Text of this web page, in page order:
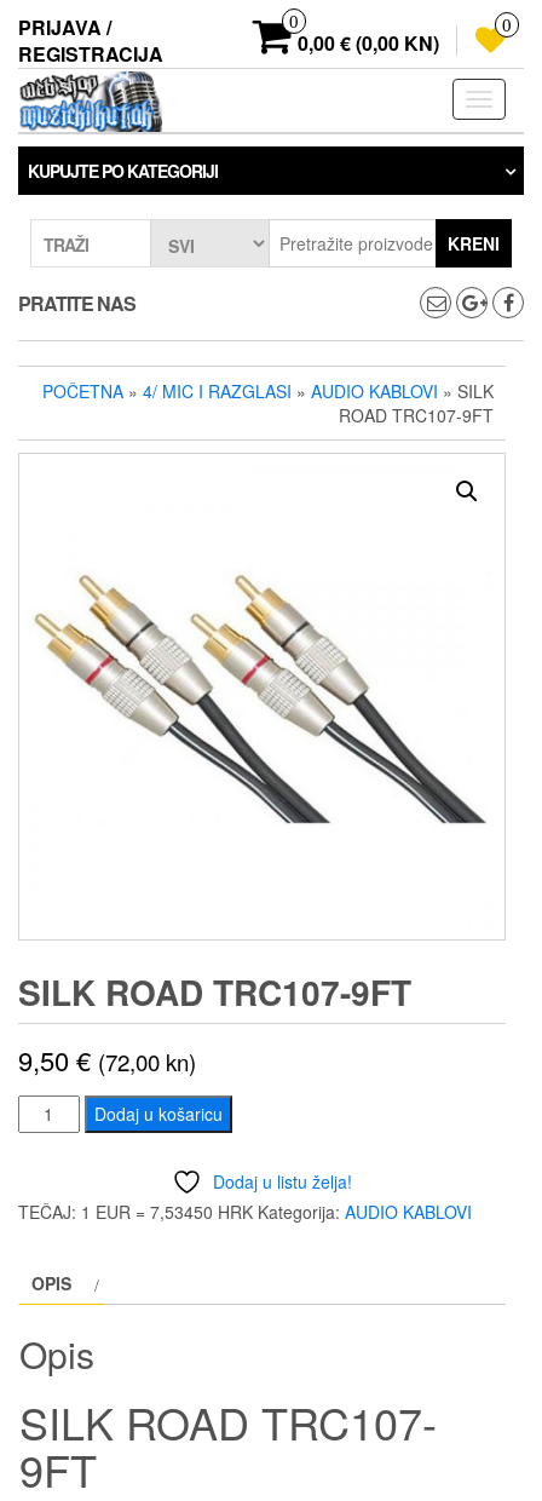
sadržaj
PRIJAVA /
REGISTRACIJA
0
0,00 € (0,00 KN)
0
KUPUJTE PO KATEGORIJI
TRAŽI KRENI
PRATITE NAS
POČETNA » 4/ MIC I RAZGLASI » AUDIO KABLOVI » SILK
ROAD TRC107-9FT
SILK ROAD TRC107-9FT
9,50€ (72,00 kn)
SILK
ROAD
9FT
Dodaj u košaricu
Dodaj u listu želja!
TEČAJ: 1 EUR = 7,53450 HRK Kategorija: AUDIO KABLOVI
OPIS
Opis
SILK ROAD TRC107-
9FT